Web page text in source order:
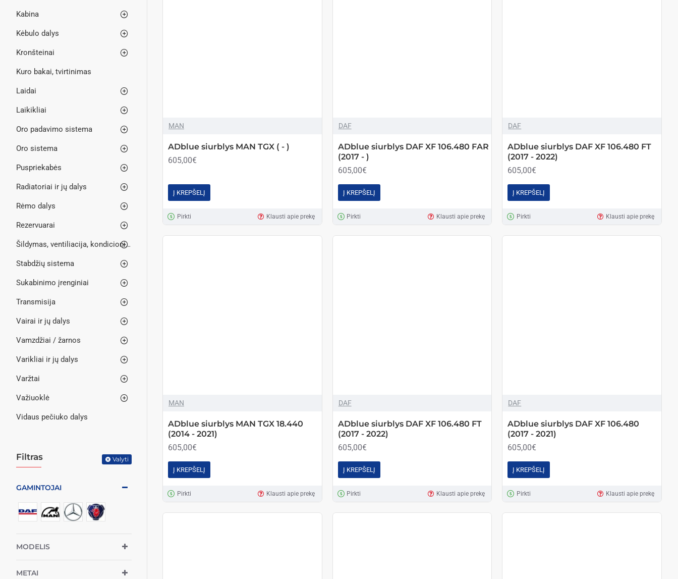
Kabina
Kėbulo dalys
Kronšteinai
Kuro bakai, tvirtinimas
Laidai
Laikikliai
Oro padavimo sistema
Oro sistema
Puspriekabės
Radiatoriai ir jų dalys
Rėmo dalys
Rezervuarai
Šildymas, ventiliacija, kondicionieriai
Stabdžių sistema
Sukabinimo įrenginiai
Transmisija
Vairai ir jų dalys
Vamzdžiai / žarnos
Varikliai ir jų dalys
Varžtai
Važiuoklė
Vidaus pečiuko dalys
Filtras Valyti
GAMINTOJAI
METAI
MODELIS
MAN
ADblue siurblys MAN TGX ( - )
605,00€
Į KREPŠELĮ
Pirkti Klausti apie prekę
DAF
ADblue siurblys DAF XF 106.480 FAR
(2017 - )
605,00€
Į KREPŠELĮ
Pirkti Klausti apie prekę
DAF
ADblue siurblys DAF XF 106.480 FT
(2017 - 2022)
605,00€
Į KREPŠELĮ
Pirkti Klausti apie prekę
MAN
ADblue siurblys MAN TGX 18.440
(2014 - 2021)
605,00€
Į KREPŠELĮ
Pirkti Klausti apie prekę
DAF
ADblue siurblys DAF XF 106.480 FT
(2017 - 2022)
605,00€
Į KREPŠELĮ
Pirkti Klausti apie prekę
DAF
ADblue siurblys DAF XF 106.480
(2017 - 2021)
605,00€
Į KREPŠELĮ
Pirkti Klausti apie prekę